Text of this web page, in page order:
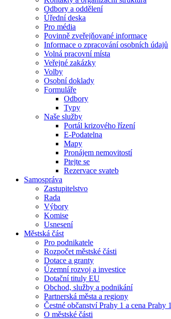
Odbory a oddělení
Úřední deska
Pro média
Povinně zveřejňované informace
Informace o zpracování osobních údajů
Volná pracovní místa
Veřejné zakázky
Volby
Osobní doklady
Formuláře
Odbory
Typy
Naše služby
Portál krizového řízení
E-Podatelna
Mapy
Pronájem nemovitostí
Ptejte se
Rezervace svateb
Samospráva
Zastupitelstvo
Rada
Výbory
Komise
Usnesení
Městská část
Pro podnikatele
Rozpočet městské části
Dotace a granty
Územní rozvoj a investice
Dotační tituly EU
Obchod, služby a podnikání
Partnerská města a regiony
Čestné občanství Prahy 1 a cena Prahy 1
O městské části